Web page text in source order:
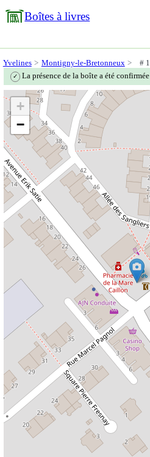
Boîtes à livres
Yvelines Montigny-le-Bretonneux #
✓ La présence de la boîte a été
+
−